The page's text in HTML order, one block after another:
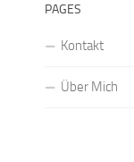
PAGES
Kontakt
Über Mich